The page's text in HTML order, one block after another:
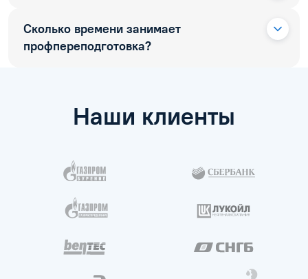
Сколько времени занимает
профпереподготовка?
Наши клиенты